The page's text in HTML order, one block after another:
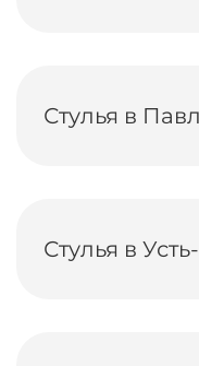
Стулья в
Стулья в